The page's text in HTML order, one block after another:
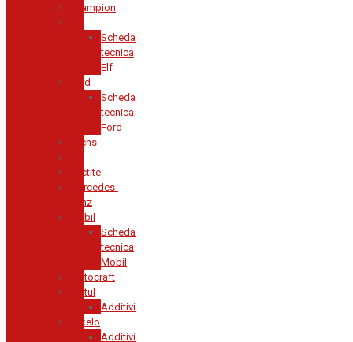
Champion
Scheda
tecnica
Elf
Ford
Scheda
tecnica
Ford
Fuchs
Loctite
Mercedes-
Benz
Mobil
Scheda
tecnica
Mobil
Motocraft
Motul
Additivi
Pakelo
Additivi